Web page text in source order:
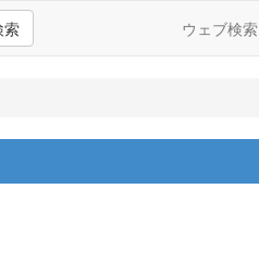
索 ウェブ検索